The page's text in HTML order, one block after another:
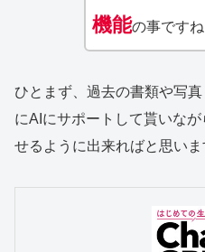
機能の事ですね
ひとまず、過去の書類や写
にAIにサポートして貰いな
せるように出来ればと思いま